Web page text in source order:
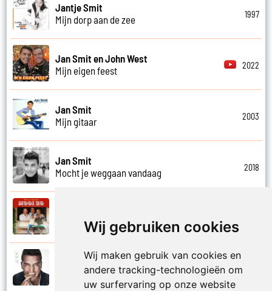
Wij gebruiken cookies
Wij maken gebruik van cookies en
andere tracking-technologieën om
uw surfervaring op onze website
Jantje Smit
Mijn dorp aan de zee
1997
Jan Smit en John West
Mijn eigen feest
2022
Jan Smit
Mijn gitaar
2003
Jan Smit
Mocht je weggaan vandaag
2018
Mooi zo
Jan Smit
Mooier dan ik dacht